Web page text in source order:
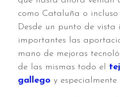
como Cataluña o
Desde un punto de
importantes las
mano de mejoras
de las mismas todo el
gallego y